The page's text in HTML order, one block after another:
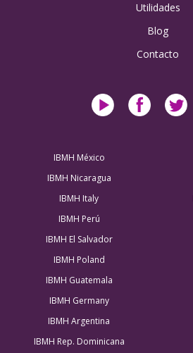
Utilidades
Blog
Contacto
IBMH México
IBMH Nicaragua
IBMH Italy
IBMH Perú
IBMH El Salvador
IBMH Poland
IBMH Guatemala
IBMH Germany
IBMH Argentina
IBMH Rep. Dominicana